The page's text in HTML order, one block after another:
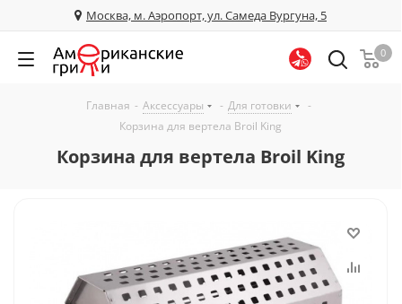
Москва, м. Аэропорт, ул. Самеда Вургуна, 5
0
Главная - Аксессуары - Для готовки
-
Корзина для вертела Broil King
Корзина для вертела Broil King